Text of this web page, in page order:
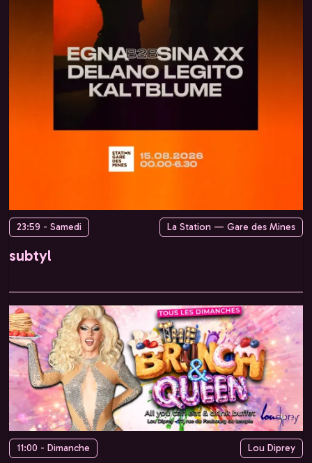
23:59 - Samedi La Station — Gare des Mines
subtyl
11:00 - Dimanche Lou Diprey